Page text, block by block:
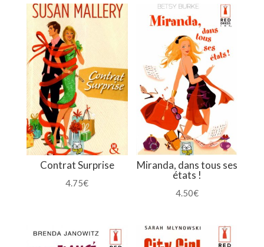
Contrat Surprise
4.75€
Miranda, dans tous ses
états !
4.50€